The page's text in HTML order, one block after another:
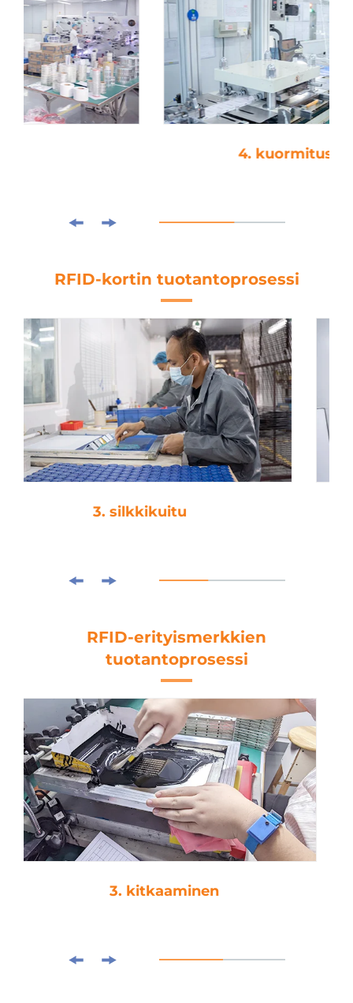
4. kuormitusleikkaus
RFID-kortin tuotantoprosessi
4. laminointi
RFID-erityismerkkien
tuotantoprosessi
4. tippaamat